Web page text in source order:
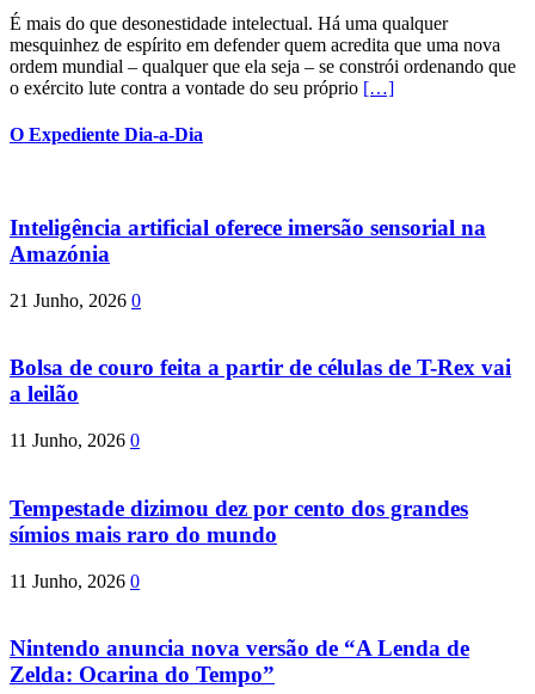
É mais do que desonestidade intelectual. Há uma qualquer
mesquinhez de espírito em defender quem acredita que uma nova
ordem mundial – qualquer que ela seja – se constrói ordenando que
o exército lute contra a vontade do seu próprio […]
O Expediente Dia-a-Dia
Inteligência artificial oferece imersão sensorial na
Amazónia
21 Junho, 2026 0
Bolsa de couro feita a partir de células de T-Rex vai
a leilão
11 Junho, 2026 0
Tempestade dizimou dez por cento dos grandes
símios mais raro do mundo
11 Junho, 2026 0
Nintendo anuncia nova versão de “A Lenda de
Zelda: Ocarina do Tempo”